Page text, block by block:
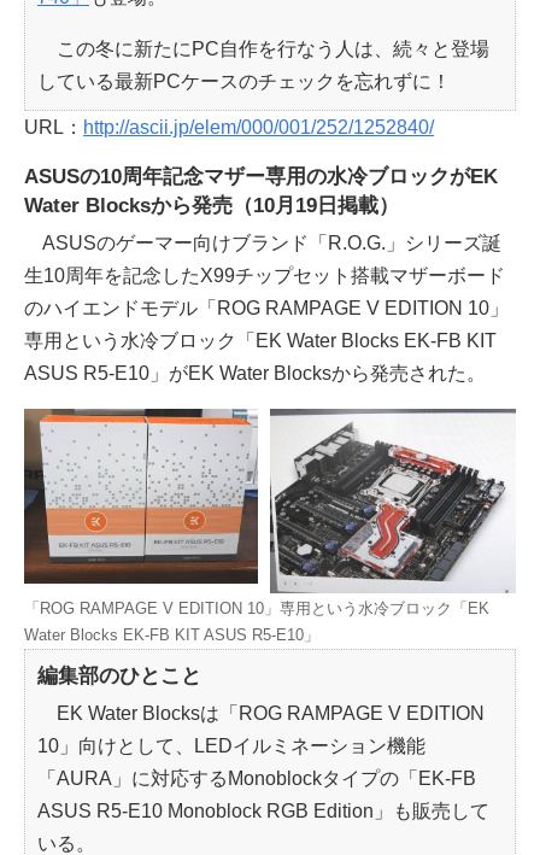
この冬に新たにPC自作を行なう人は、続々と登場
している最新PCケースのチェックを忘れずに！
URL： http://ascii.jp/elem/000/001/252/1252840/
ASUSの10周年記念マザー専用の水冷ブロックがEK
Water Blocksから発売（10月19日掲載）
ASUSのゲーマー向けブランド「R.O.G.」シリーズ誕
生10周年を記念したX99チップセット搭載マザーボード
のハイエンドモデル「ROG RAMPAGE V EDITION 10」
専用という水冷ブロック「EK Water Blocks EK-FB KIT
ASUS R5-E10」がEK Water Blocksから発売された。
「ROG RAMPAGE V EDITION 10」専用という水冷ブロック「EK
Water Blocks EK-FB KIT ASUS R5-E10」
編集部のひとこと
EK Water Blocksは「ROG RAMPAGE V EDITION
10」向けとして、LEDイルミネーション機能
「AURA」に対応するMonoblockタイプの「EK-FB
ASUS R5-E10 Monoblock RGB Edition」も販売して
いる。